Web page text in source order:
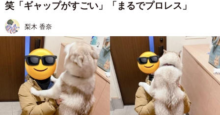
笑「ギャップがすごい」「まるでプロレス」
梨木 香奈